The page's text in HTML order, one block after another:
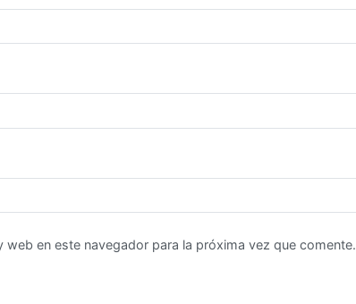
en este navegador para la próxima vez que comente.